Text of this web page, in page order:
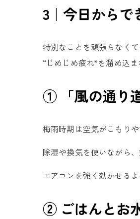
3｜今日からで
特別なことを頑張らなくて
“じめじめ疲れ”を溜め込
① 「風の通り
梅雨時期は空気がこもり
除湿や換気を使いながら
エアコンを強く効かせる
② ごはんとお